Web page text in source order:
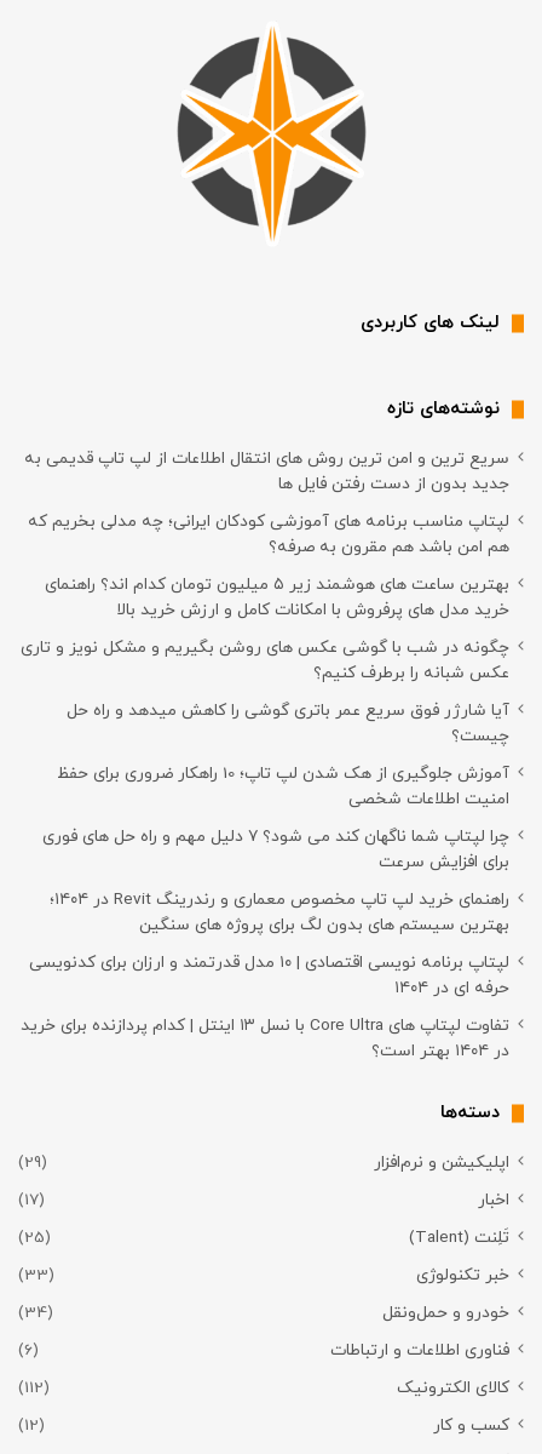
لینک های کاربردی
نوشته‌های تازه
سریع ترین و امن ترین روش های انتقال اطلاعات از لپ تاپ قدیمی به
جدید بدون از دست رفتن فایل ها
لپتاپ مناسب برنامه های آموزشی کودکان ایرانی؛ چه مدلی بخریم که
هم امن باشد هم مقرون به صرفه؟
بهترین ساعت های هوشمند زیر ۵ میلیون تومان کدام اند؟ راهنمای
خرید مدل های پرفروش با امکانات کامل و ارزش خرید بالا
چگونه در شب با گوشی عکس های روشن بگیریم و مشکل نویز و تاری
عکس شبانه را برطرف کنیم؟
آیا شارژر فوق سریع عمر باتری گوشی را کاهش میدهد و راه حل
چیست؟
آموزش جلوگیری از هک شدن لپ تاپ؛ 10 راهکار ضروری برای حفظ
امنیت اطلاعات شخصی
چرا لپتاپ شما ناگهان کند می شود؟ ۷ دلیل مهم و راه حل های فوری
برای افزایش سرعت
راهنمای خرید لپ تاپ مخصوص معماری و رندرینگ Revit در ۱۴۰۴؛
بهترین سیستم های بدون لگ برای پروژه های سنگین
لپتاپ برنامه نویسی اقتصادی | ۱۰ مدل قدرتمند و ارزان برای کدنویسی
حرفه ای در ۱۴۰۴
تفاوت لپتاپ های Core Ultra با نسل ۱۳ اینتل | کدام پردازنده برای خرید
در ۱۴۰۴ بهتر است؟
دسته‌ها
اپلیکیشن و نرم‌افزار
(29)
اخبار
(17)
تَلِنت (Talent)
(25)
خبر تکنولوژی
(33)
خودرو و حمل‌و‌نقل
(34)
فناوری اطلاعات و ارتباطات
(6)
کالای الکترونیک
(112)
کسب و کار
(12)